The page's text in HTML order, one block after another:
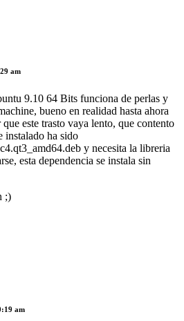
am
9.10 64 Bits funciona de perlas y
bueno en realidad hasta ahora
este trasto vaya lento, que contento
instalado ha sido
y necesita la libreria
esta dependencia se instala sin
;)
am